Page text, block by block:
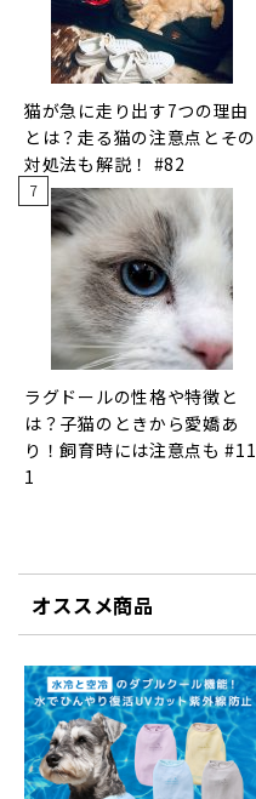
猫が急に走り出す7つの理由
とは？走る猫の注意点とその
対処法も解説！ #82
ラグドールの性格や特徴と
は？子猫のときから愛嬌あ
り！飼育時には注意点も #11
1
オススメ商品